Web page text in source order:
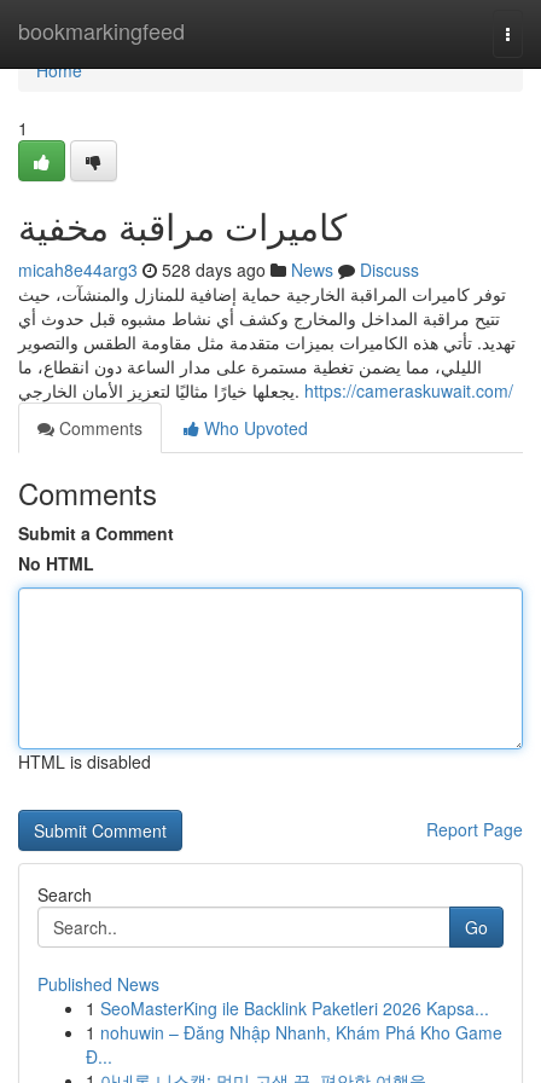
bookmarkingfeed
Home
Home
1
كاميرات مراقبة مخفية
micah8e44arg3 528 days ago News
Discuss
توفر كاميرات المراقبة الخارجية حماية إضافية للمنازل والمنشآت، حيث
تتيح مراقبة المداخل والمخارج وكشف أي نشاط مشبوه قبل حدوث أي
تهديد. تأتي هذه الكاميرات بميزات متقدمة مثل مقاومة الطقس والتصوير
الليلي، مما يضمن تغطية مستمرة على مدار الساعة دون انقطاع، ما
يجعلها خيارًا مثاليًا لتعزيز الأمان الخارجي. https://cameraskuwait.com/
Comments
Who Upvoted
Comments
Submit a Comment
No HTML
HTML is disabled
Report Page
Search
Go
Published News
1 SeoMasterKing ile Backlink Paketleri 2026 Kapsa...
1 nohuwin – Đăng Nhập Nhanh, Khám Phá Kho Game
Đ...